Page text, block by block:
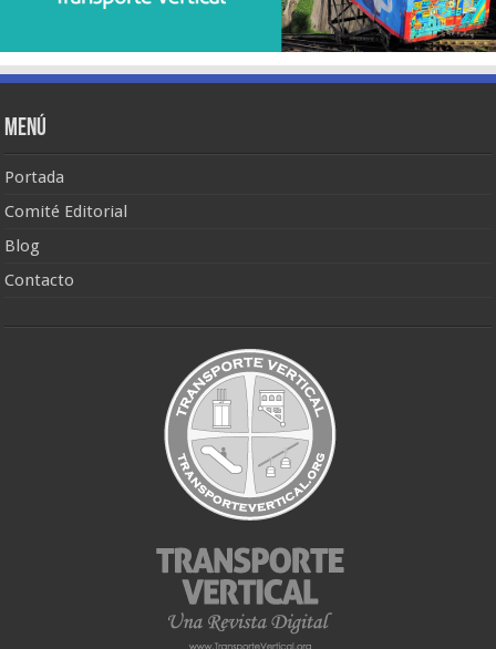
Menú
Portada
Comité Editorial
Blog
Contacto